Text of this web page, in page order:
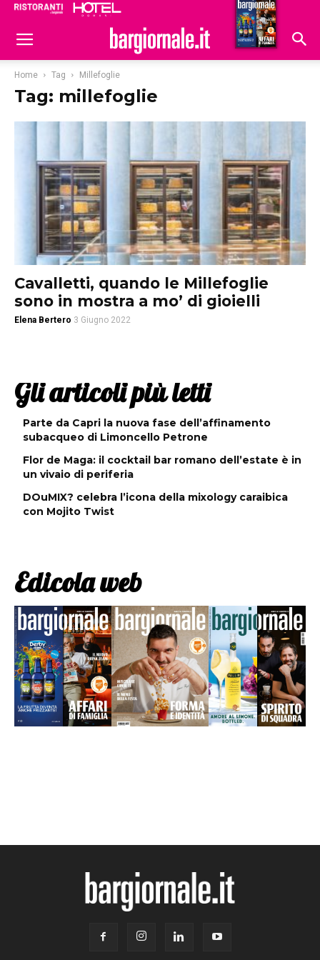
Hoteldomani
Home Tag Millefoglie
Tag: millefoglie
Cavalletti, quando le Millefoglie
sono in mostra a mo’ di gioielli
Elena Bertero 3 Giugno 2022
Gli articoli più letti
Parte da Capri la nuova fase dell’affinamento
subacqueo di Limoncello Petrone
Flor de Maga: il cocktail bar romano dell’estate è in
un vivaio di periferia
DOuMIX? celebra l’icona della mixology caraibica
con Mojito Twist
Edicola web